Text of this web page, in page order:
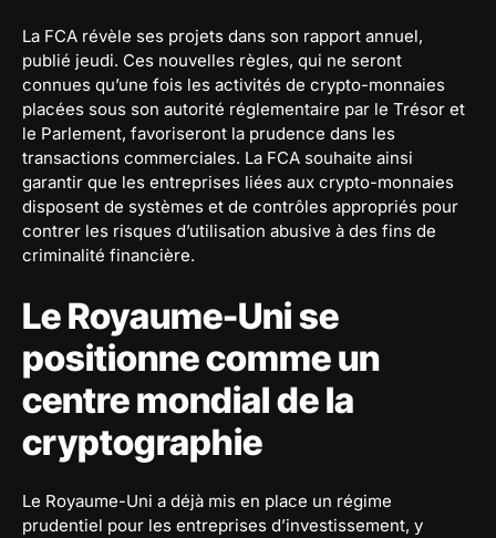
La FCA révèle ses projets dans son rapport annuel,
publié jeudi. Ces nouvelles règles, qui ne seront
connues qu’une fois les activités de crypto-monnaies
placées sous son autorité réglementaire par le Trésor et
le Parlement, favoriseront la prudence dans les
transactions commerciales. La FCA souhaite ainsi
garantir que les entreprises liées aux crypto-monnaies
disposent de systèmes et de contrôles appropriés pour
contrer les risques d’utilisation abusive à des fins de
criminalité financière.
Le Royaume-Uni se
positionne comme un
centre mondial de la
cryptographie
Le Royaume-Uni a déjà mis en place un régime
prudentiel pour les entreprises d’investissement, y